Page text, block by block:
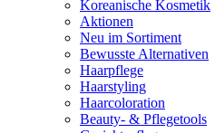
Koreanische Kosmetik
Aktionen
Neu im Sortiment
Bewusste Alternativen
Haarpflege
Haarstyling
Haarcoloration
Beauty- & Pflegetools